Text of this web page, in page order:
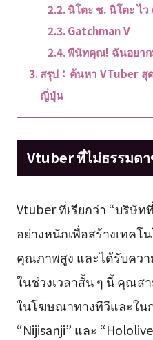
นิโตะ ช. นิโตะ ไ
Gatchman V
พีนัทคุณ! ฉันอยาก
สรุป：ค้นหา VTuber
ญี่ปุ่น
Vtuber ที่ไม่ธรรมด
Vtuber ที่เรียกว่า “บริษั
อย่างหนักเพื่อสร้างเทคโ
คุณภาพสูง และได้รับคว
ในช่วงเวลาสั้น ๆ นี้ คุณส
ในโฆษณาทางทีวีและใน
“Nijisanji” และ